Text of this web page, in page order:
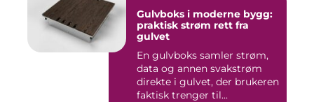
Gulvboks i moderne bygg:
praktisk strøm rett fra
gulvet
En gulvboks samler strøm,
data og annen svakstrøm
direkte i gulvet, der brukeren
faktisk trenger til...